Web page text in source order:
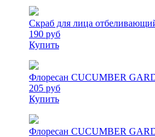
Скраб для лица
190 руб
Купить
Флоресан CUCUMBER
205 руб
Купить
Флоресан CUCUMBER